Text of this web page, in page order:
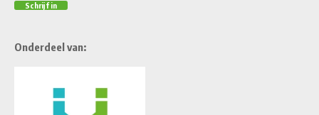
Onderdeel van: